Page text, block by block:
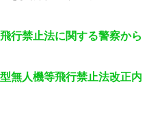
行禁止法に関する警察から
無人機等飛行禁止法改正内